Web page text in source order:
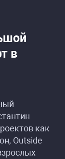
в
как
Outside